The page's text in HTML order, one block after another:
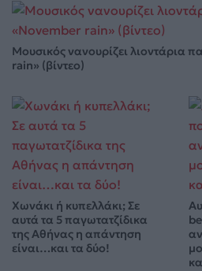
Μουσικός νανουρίζει λιοντάρια
rain» (βίντεο)
Χωνάκι ή κυπελλάκι; Σε
αυτά τα 5 παγωτατζίδικα
της Αθήνας η απάντηση
είναι…και τα δύο!